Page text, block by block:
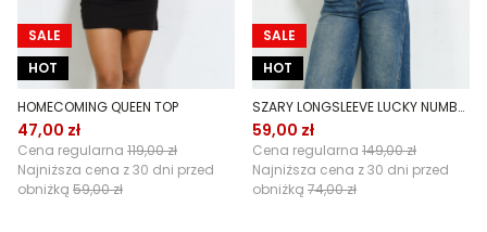
SALE
HOT
HOMECOMING QUEEN TOP
47,00 zł
Cena regularna 119,00 zł
Najniższa cena z 30 dni przed
obniżką 59,00 zł
SALE
HOT
SZARY LONGSLEEVE LUCKY NUMBER
59,00 zł
Cena regularna 149,00 zł
Najniższa cena z 30 dni przed
obniżką 74,00 zł